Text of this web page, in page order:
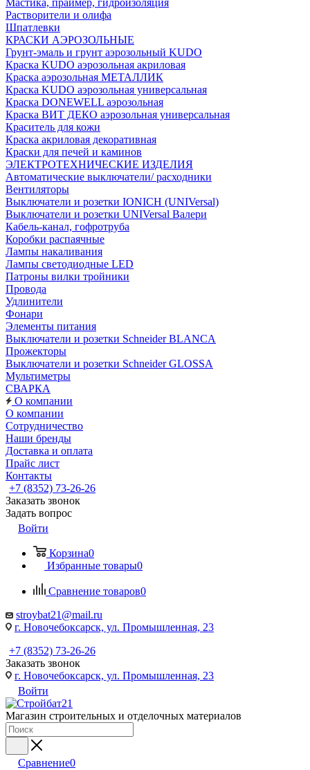
Мастика, праймер, гидроизоляция
Растворители и олифа
Шпатлевки
КРАСКИ АЭРОЗОЛЬНЫЕ
Грунт-эмаль и грунт аэрозольный KUDO
Краска KUDO аэрозольная акриловая
Краска аэрозольная МЕТАЛЛИК
Краска KUDO аэрозольная универсальная
Краска DONEWELL аэрозольная
Краска ВИТ ДЕКО аэрозольная универсальная
Краситель для кожи
Краска акриловая декоративная
Краски для печей и каминов
ЭЛЕКТРОТЕХНИЧЕСКИЕ ИЗДЕЛИЯ
Автоматические выключатели/ расходники
Вентиляторы
Выключатели и розетки IONICH (UNIVersal)
Выключатели и розетки UNIVersal Валери
Кабель-канал, гофротруба
Коробки распаячные
Лампы накаливания
Лампы светодиодные LED
Патроны вилки тройники
Провода
Удлинители
Фонари
Элементы питания
Выключатели и розетки Schneider BLANCA
Прожекторы
Выключатели и розетки Schneider GLOSSA
Мультиметры
СВАРКА
О компании
О компании
Сотрудничество
Наши бренды
Доставка и оплата
Прайс лист
Контакты
+7 (8352) 73-26-26
Заказать звонок
Задать вопрос
Войти
Корзина0
Избранные товары0
Сравнение товаров0
stroybat21@mail.ru
г. Новочебоксарск, ул. Промышленная, 23
+7 (8352) 73-26-26
Заказать звонок
г. Новочебоксарск, ул. Промышленная, 23
Войти
Магазин строительных и отделочных материалов
Сравнение0